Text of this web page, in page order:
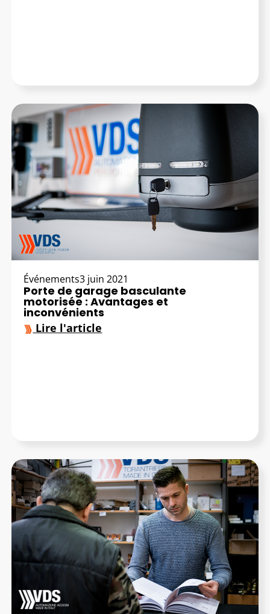
Événements3 juin 2021
Porte de garage basculante
motorisée : Avantages et
inconvénients
Lire l'article